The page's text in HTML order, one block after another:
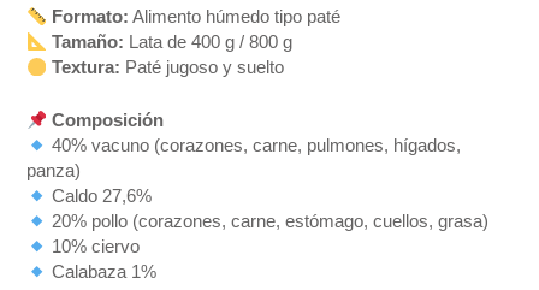
Formato: Alimento húmedo tipo paté
Tamaño: Lata de 400 g / 800 g
Textura: Paté jugoso y suelto
Composición
40% vacuno (corazones, carne, pulmones, hígados,
panza)
Caldo 27,6%
20% pollo (corazones, carne, estómago, cuellos, grasa)
10% ciervo
Calabaza 1%